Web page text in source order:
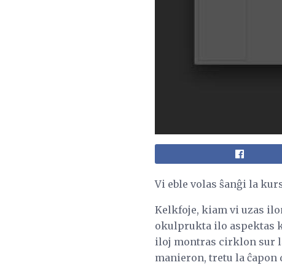
Vi eble volas ŝanĝi la
Kelkfoje, kiam vi uzas
okulprukta ilo aspektas
iloj montras cirklon sur
manieron, tretu la